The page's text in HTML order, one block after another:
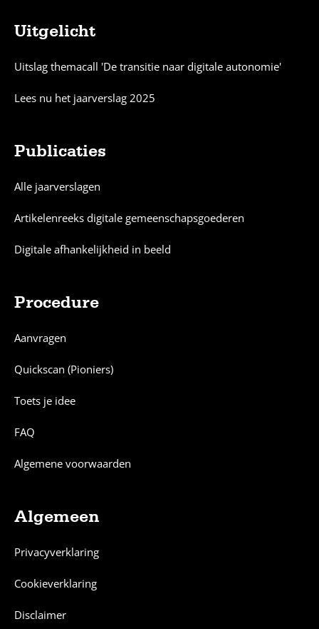
Uitgelicht
Uitslag themacall 'De transitie naar digitale autonomie'
Lees nu het jaarverslag 2025
Publicaties
Alle jaarverslagen
Artikelenreeks digitale gemeenschapsgoederen
Digitale afhankelijkheid in beeld
Procedure
Aanvragen
Quickscan (Pioniers)
Toets je idee
FAQ
Algemene voorwaarden
Algemeen
Privacyverklaring
Cookieverklaring
Disclaimer